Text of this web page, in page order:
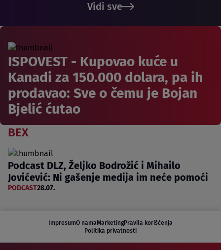
Vidi sve
ISPOVEST - Kupovao kuće u
Kanadi za 150.000 dolara, pa ih
prodavao: Sve o čemu je Bojan
Bjelić ćutao
BEX
Podcast DLZ, Željko Bodrožić i Mihailo
Jovićević: Ni gašenje medija im neće pomoći
PODCAST28.07.
ImpresumO namaMarketingPravila korišćenja
Politika privatnosti